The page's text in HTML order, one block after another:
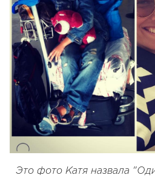
Это фото Катя назвала